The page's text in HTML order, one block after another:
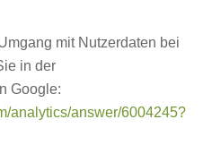
mit Nutzerdaten bei
in der
Google:
analytics/answer/6004245?